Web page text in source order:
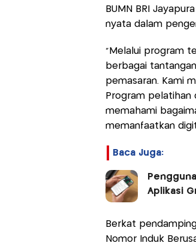
BUMN BRI
nyata dalam
“Melalui program
berbagai
pemasaran. Kami
Program pelatihan
memahami
memanfaatkan
Baca Juga:
Aplikasi
Berkat
Nomor Induk